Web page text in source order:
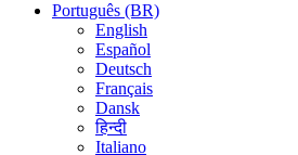
Português (BR)
English
Español
Deutsch
Français
Dansk
हिन्दी
Italiano